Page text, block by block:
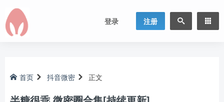
登录 注册
首页 抖音微密 正文